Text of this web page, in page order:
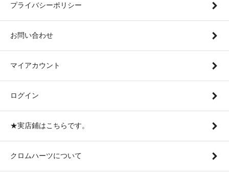
プライバシーポリシー
お問い合わせ
マイアカウント
ログイン
★実店鋪はこちらです。
クロムハーツについて